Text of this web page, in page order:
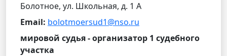
Болотное, ул. Школьная, д. 1 А
Email: bolotmoersud1@nso.ru
мировой судья - организатор 1 судебного
участка